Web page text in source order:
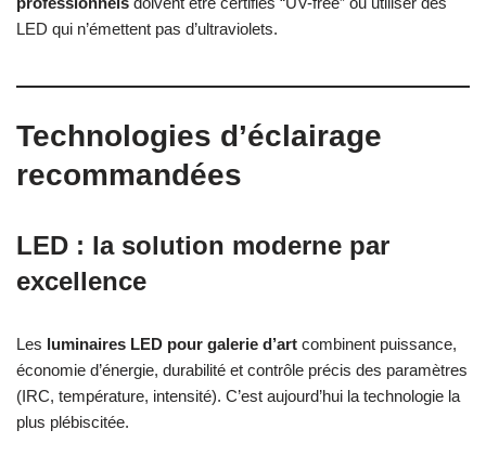
LED qui n’émettent pas d’ultraviolets.
Technologies d’éclairage
recommandées
LED : la solution moderne par
excellence
Les luminaires LED pour galerie d’art combinent puissance,
économie d’énergie, durabilité et contrôle précis des paramètres
(IRC, température, intensité). C’est aujourd’hui la technologie la
plus plébiscitée.